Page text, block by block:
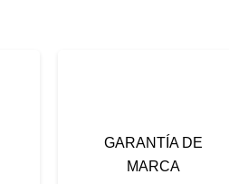
GARANTÍA DE
MARCA